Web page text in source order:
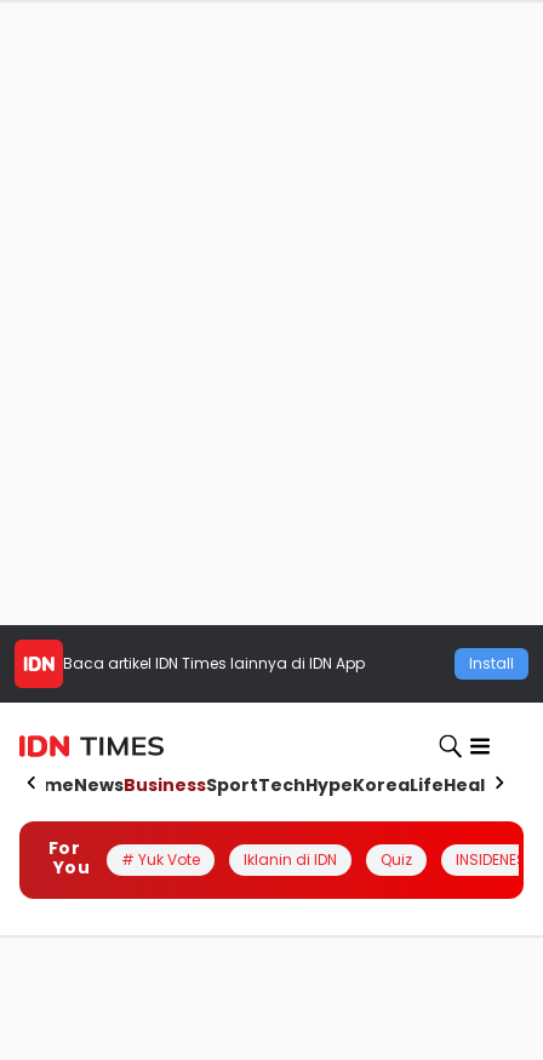
Baca artikel IDN Times lainnya di IDN App Install
HomeNewsBusinessSportTechHypeKoreaLifeHealth
For
You
# Yuk Vote Iklanin di IDN Quiz INSIDENESIA